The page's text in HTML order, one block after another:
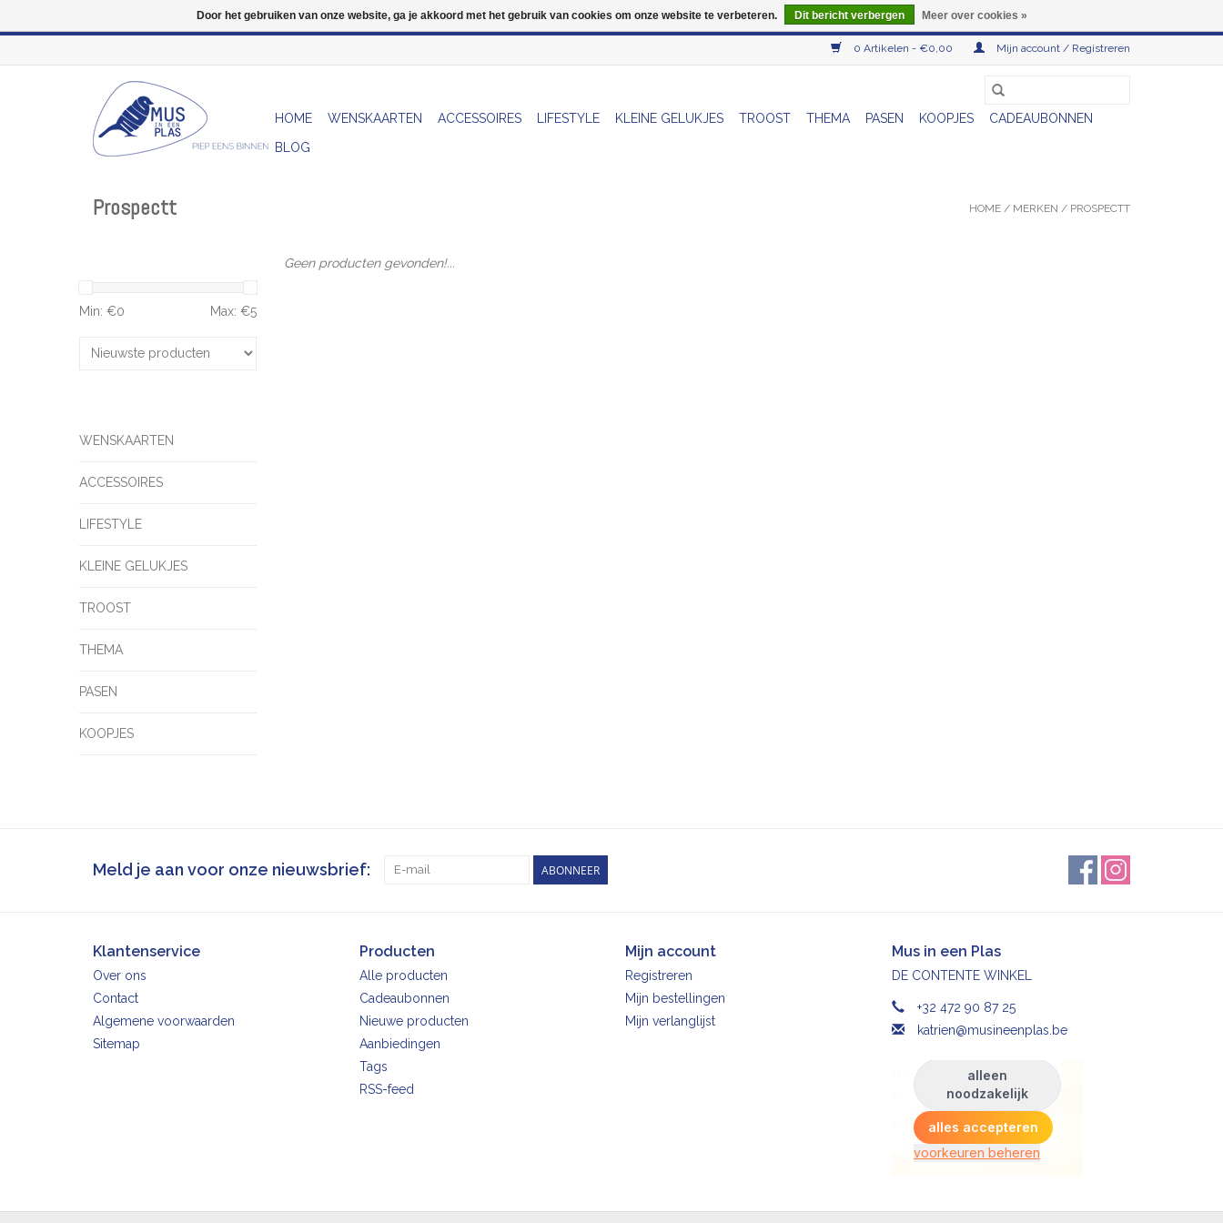
0 Artikelen - €0,00 Mijn account / Registreren
HOME WENSKAARTEN ACCESSOIRES LIFESTYLE KLEINE GELUKJES TROOST THEMA PASEN KOOPJES
CADEAUBONNEN
BLOG
Prospectt HOME / MERKEN / PROSPECTT
Min: €0 Max: €5
WENSKAARTEN
ACCESSOIRES
LIFESTYLE
KLEINE GELUKJES
TROOST
THEMA
PASEN
KOOPJES
Geen producten gevonden!...
Meld je aan voor onze nieuwsbrief: ABONNEER
Klantenservice
Over ons
Contact
Algemene voorwaarden
Sitemap
Producten
Alle producten
Cadeaubonnen
Nieuwe producten
Aanbiedingen
Tags
RSS-feed
Mijn account
Registreren
Mijn bestellingen
Mijn verlanglijst
Mus in een Plas
DE CONTENTE WINKEL
+32 472 90 87 25
katrien@musineenplas.be
Door het gebruiken van onze website, ga je akkoord met het gebruik van cookies om onze website te verbeteren. Dit bericht verbergen Meer over cookies »
Wij zijn uitzonderlijk gesloten op Do 13/08